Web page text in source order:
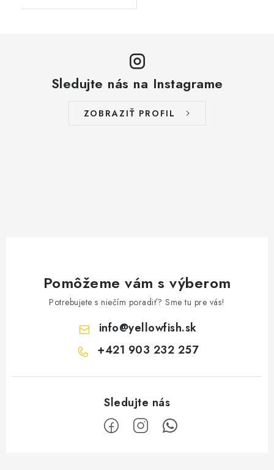
Sledujte nás na Instagrame
ZOBRAZIŤ PROFIL
Pomôžeme vám s výberom
Potrebujete s niečím poradiť? Sme tu pre vás!
info@yellowfish.sk
+421 903 232 257